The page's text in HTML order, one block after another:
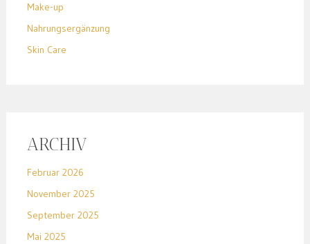
Make-up
Nahrungsergänzung
Skin Care
ARCHIV
Februar 2026
November 2025
September 2025
Mai 2025